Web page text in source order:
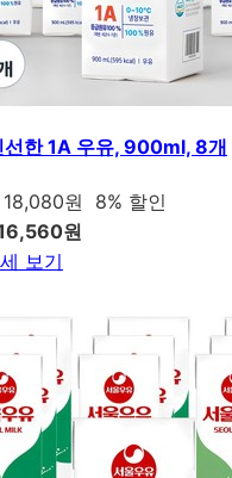
선한 1A 우유, 900ml, 8개
원
8% 할인
원
보기